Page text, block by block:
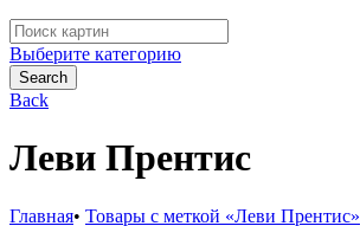
Search
for:
Выберите категорию
Search
Back
Леви Прентис
Главная• Товары с меткой «Леви Прентис»